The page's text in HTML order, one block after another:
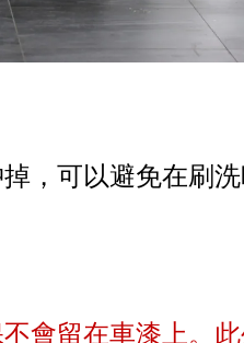
，可以避免在刷
會留在車漆上。